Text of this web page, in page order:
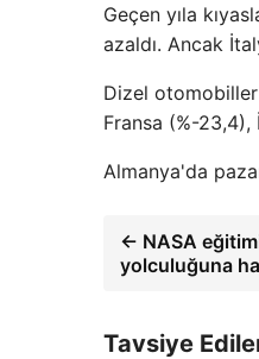
Geçen yıla
azaldı. Ancak
Dizel otomobiller
Fransa (%-
Almanya'da
← NASA
yolculuğuna
Tavsiye